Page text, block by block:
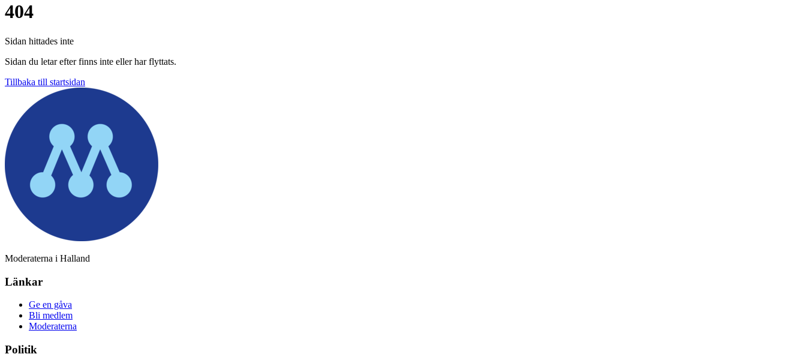
404
Sidan hittades inte
Sidan du letar efter finns inte eller har flyttats.
Tillbaka till startsidan
Moderaterna i Halland
Länkar
Ge en gåva
Bli medlem
Moderaterna
Politik